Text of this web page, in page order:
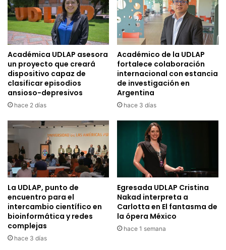
Académica UDLAP asesora
un proyecto que creará
dispositivo capaz de
clasificar episodios
ansioso-depresivos
hace 2 días
Académico de la UDLAP
fortalece colaboración
internacional con estancia
de investigación en
Argentina
hace 3 días
La UDLAP, punto de
encuentro para el
intercambio científico en
bioinformática y redes
complejas
hace 3 días
Egresada UDLAP Cristina
Nakad interpreta a
Carlotta en El fantasma de
la ópera México
hace 1 semana